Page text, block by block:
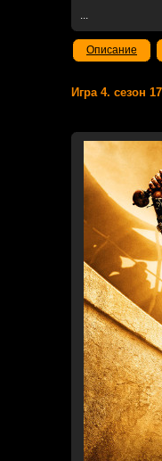
...
Описание
Игра 4. сезон